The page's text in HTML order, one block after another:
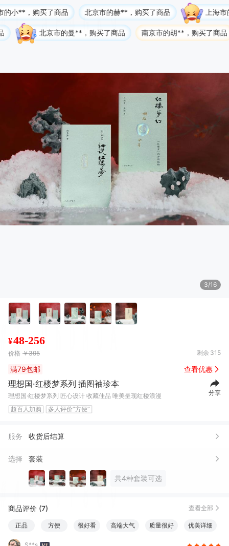
了商品
北京市的曼**，购买了商品
北京市的赫**，购买了商品
南京市的胡**，购买了商品
上海市的T**a，
3/16
¥48-256
价格 ￥395 剩余 315
满79包邮 查看优惠
理想国·红楼梦系列 插图袖珍本
理想国·红楼梦系列 匠心设计 收藏佳品 唯美呈现红楼浪漫
超百人加购
多人评价“方便”
分享
服务 收货后结算
选择 套装
共4种套装可选
商品评价 (7) 查看全部
正品 方便 很好看 高端大气 质量很好 优美详细